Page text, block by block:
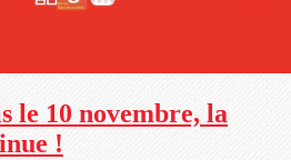
le 10 novembre, la
!